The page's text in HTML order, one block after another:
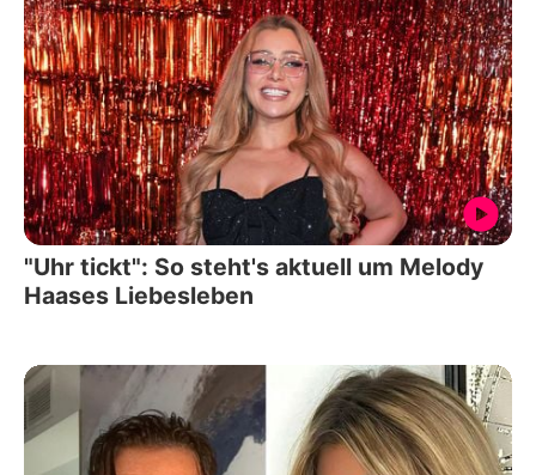
"Uhr tickt": So steht's aktuell um Melody
Haases Liebesleben